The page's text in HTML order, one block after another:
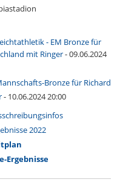
- EM Bronze für
mit Ringer- 09.06.2024
Bronze für Richard
- 10.06.2024 20:00
2022
Ergebnisse